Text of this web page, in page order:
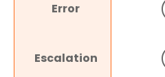
Error
Escalation